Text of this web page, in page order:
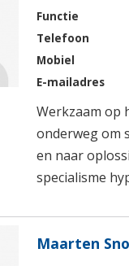
Functie
Telefoon
Mobiel
E-mailadres
Werkzaam op
onderweg om
en naar
specialisme
Maarten